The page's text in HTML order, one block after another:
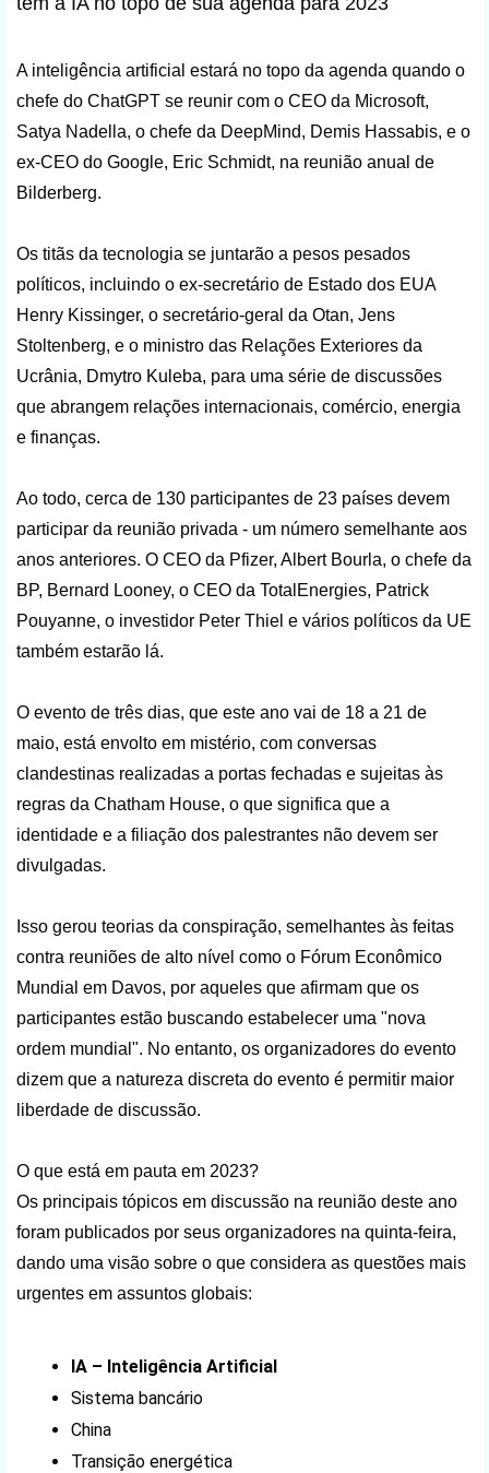
A inteligência artificial estará no topo da agenda quando o
chefe do ChatGPT se reunir com o CEO da Microsoft,
Satya Nadella, o chefe da DeepMind, Demis Hassabis, e o
ex-CEO do Google, Eric Schmidt, na reunião anual de
Bilderberg.
Os titãs da tecnologia se juntarão a pesos pesados
políticos, incluindo o ex-secretário de Estado dos EUA
Henry Kissinger, o secretário-geral da Otan, Jens
Stoltenberg, e o ministro das Relações Exteriores da
Ucrânia, Dmytro Kuleba, para uma série de discussões
que abrangem relações internacionais, comércio, energia
e finanças.
Ao todo, cerca de 130 participantes de 23 países devem
participar da reunião privada - um número semelhante aos
anos anteriores. O CEO da Pfizer, Albert Bourla, o chefe da
BP, Bernard Looney, o CEO da TotalEnergies, Patrick
Pouyanne, o investidor Peter Thiel e vários políticos da UE
também estarão lá.
O evento de três dias, que este ano vai de 18 a 21 de
maio, está envolto em mistério, com conversas
clandestinas realizadas a portas fechadas e sujeitas às
regras da Chatham House, o que significa que a
identidade e a filiação dos palestrantes não devem ser
divulgadas.
Isso gerou teorias da conspiração, semelhantes às feitas
contra reuniões de alto nível como o Fórum Econômico
Mundial em Davos, por aqueles que afirmam que os
participantes estão buscando estabelecer uma "nova
ordem mundial". No entanto, os organizadores do evento
dizem que a natureza discreta do evento é permitir maior
liberdade de discussão.
O que está em pauta em 2023?
Os principais tópicos em discussão na reunião deste ano
foram publicados por seus organizadores na quinta-feira,
dando uma visão sobre o que considera as questões mais
urgentes em assuntos globais:
IA – Inteligência Artificial
Sistema bancário
China
Transição energética